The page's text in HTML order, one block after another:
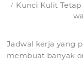
Kunci Kulit Tetap
Jadwal kerja yang
membuat banyak